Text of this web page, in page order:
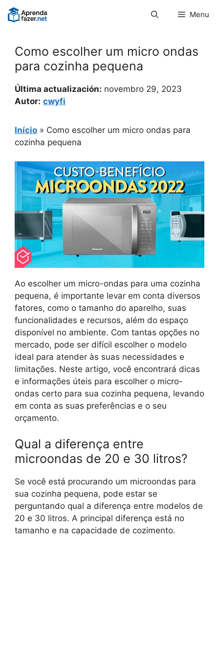
Pular
para
Menu
Como escolher um micro ondas
para cozinha pequena
Última actualización: novembro 29, 2023
Autor: cwyfi
Início » Como escolher um micro ondas para
cozinha pequena
Ao escolher um micro-ondas para uma cozinha
pequena, é importante levar em conta diversos
fatores, como o tamanho do aparelho, suas
funcionalidades e recursos, além do espaço
disponível no ambiente. Com tantas opções no
mercado, pode ser difícil escolher o modelo
ideal para atender às suas necessidades e
limitações. Neste artigo, você encontrará dicas
e informações úteis para escolher o micro-
ondas certo para sua cozinha pequena, levando
em conta as suas preferências e o seu
orçamento.
Qual a diferença entre
microondas de 20 e 30 litros?
Se você está procurando um microondas para
sua cozinha pequena, pode estar se
perguntando qual a diferença entre modelos de
20 e 30 litros. A principal diferença está no
tamanho e na capacidade de cozimento.